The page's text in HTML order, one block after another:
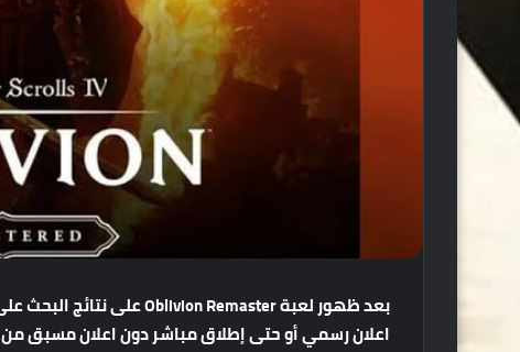
بعدظهورلعبةOblivion Remasterعلىنتائجالبحث
اعلانرسميأو حتىإطلاقمباشردوناعلانمسبقمن